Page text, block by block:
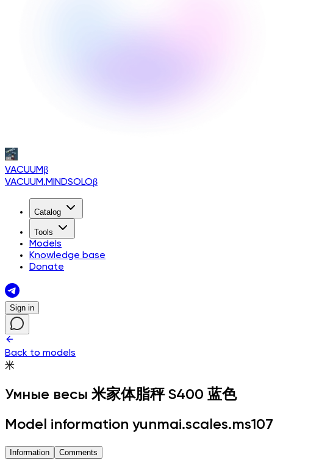
VACUUMβ
VACUUM.MINDSOLOβ
Catalog
Tools
Models
Knowledge base
Donate
Sign in
Back to models
米
Умные весы 米家体脂秤 S400 蓝色
Model information yunmai.scales.ms107
Information Comments